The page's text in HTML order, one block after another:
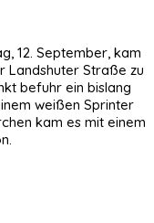
12. September, kam
Landshuter Straße zu
befuhr ein bislang
weißen Sprinter
kam es mit einem